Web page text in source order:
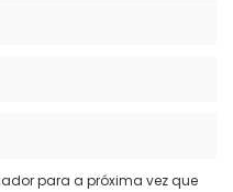
para a próxima vez que